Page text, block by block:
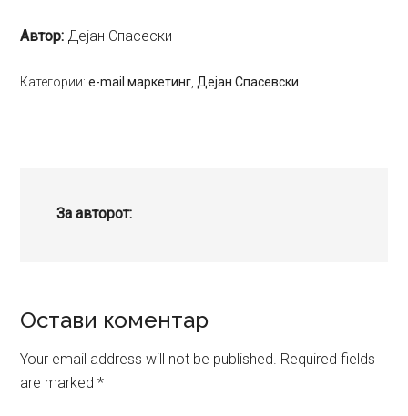
Aвтор: Дејан Спасески
Категории:e-mail маркетинг Дејан Спасевски
За авторот:
Reader
Interactions
Остави коментар
Your email address will not be published. Required fields
are marked*